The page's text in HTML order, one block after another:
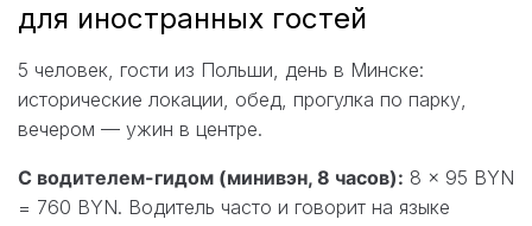
для иностранных гостей
5 человек, гости из Польши, день в Минске:
исторические локации, обед, прогулка по парку,
вечером — ужин в центре.
С водителем-гидом (минивэн, 8 часов): 8 × 95 BYN
= 760 BYN. Водитель часто и говорит на языке